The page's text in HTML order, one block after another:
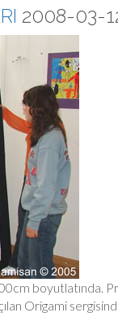
2008-03-
boyutlatında.
Origami